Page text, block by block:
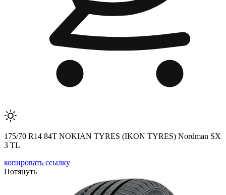
175/70 R14 84T NOKIAN TYRES (IKON TYRES) Nordman SX
3 TL
копировать ссылку
Потянуть